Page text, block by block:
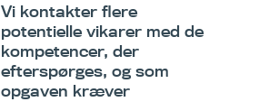
Vi kontakter flere
potentielle vikarer med de
kompetencer, der
efterspørges, og som
opgaven kræver